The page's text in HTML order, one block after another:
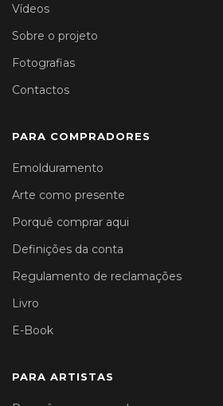
Vídeos
Sobre o projeto
Fotografias
Contactos
PARA COMPRADORES
Emolduramento
Arte como presente
Porquê comprar aqui
Definições da conta
Regulamento de reclamações
Livro
E-Book
PARA ARTISTAS